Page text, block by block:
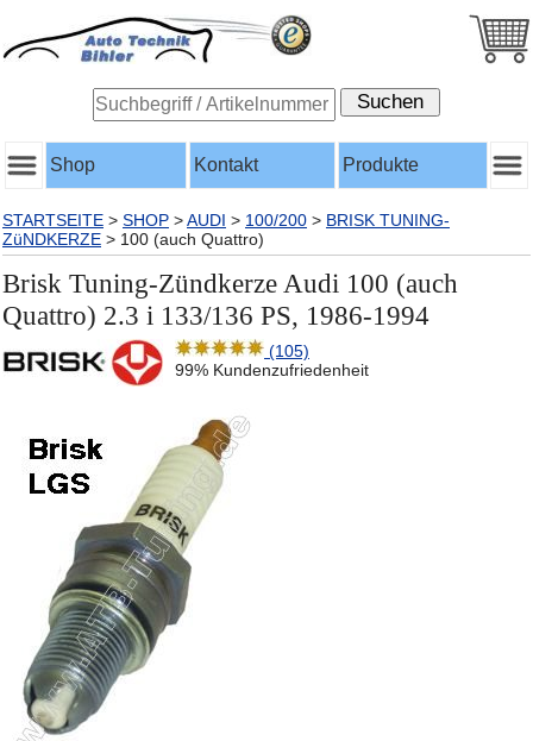
Shop Kontakt Produkte
STARTSEITE > SHOP >AUDI > 100/200 > BRISK TUNING-
ZüNDKERZE > 100 (auch Quattro)
Brisk Tuning-Zündkerze Audi 100 (auch
Quattro) 2.3 i 133/136 PS, 1986-1994
(105)
99% Kundenzufriedenheit